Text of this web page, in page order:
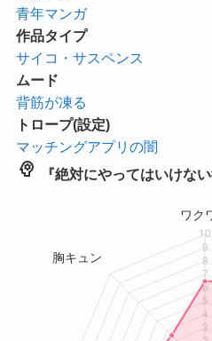
青年マンガ
作品タイプ
サイコ・サスペンス
ムード
背筋が凍る
トロープ(設定)
マッチングアプリの闇
psychology 『絶対にやってはいけな